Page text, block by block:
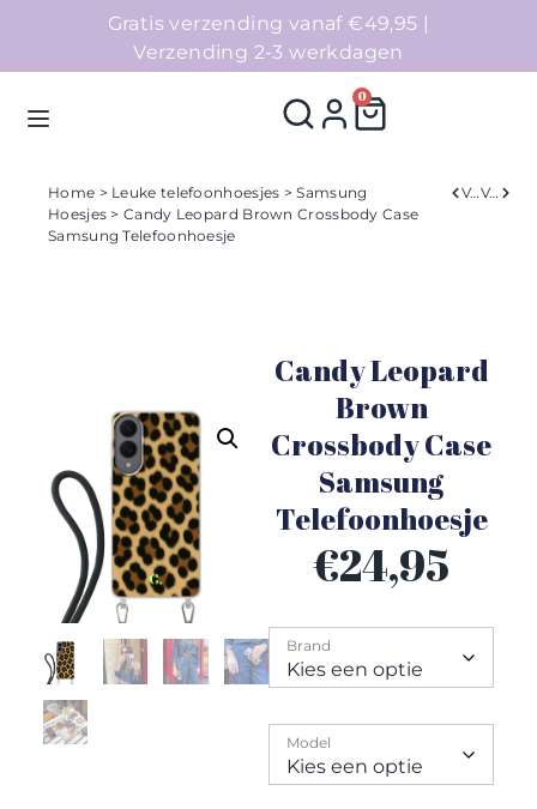
Gratis verzending vanaf €49,95 |
Verzending 2-3 werkdagen
0
Homepage
Collecties
Contact
Home > Leuke telefoonhoesjes >Samsung
Hoesjes > Candy Leopard Brown Crossbody Case
Samsung Telefoonhoesje
Verleden Volgend
Candy Leopard
Brown
Crossbody Case
Samsung
Telefoonhoesje
€24,95
Brand
Model